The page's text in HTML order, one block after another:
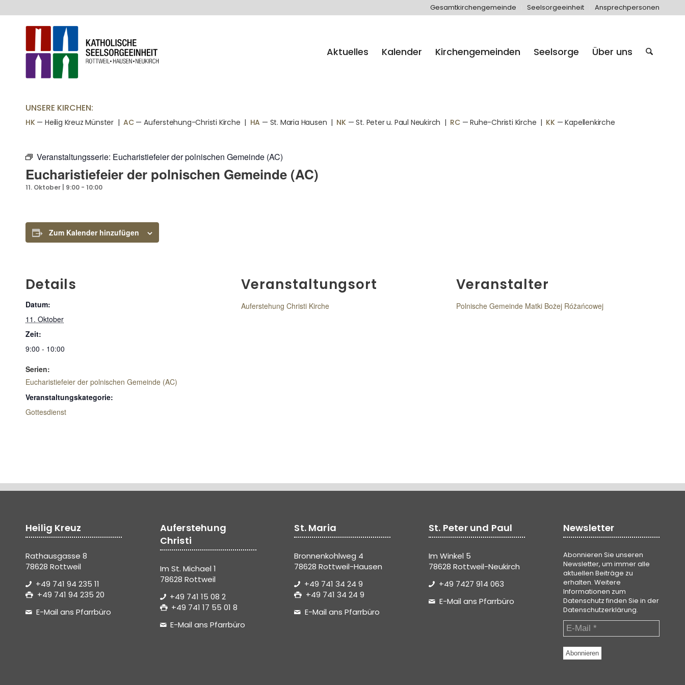
Gesamtkirchengemeinde Seelsorgeeinheit Ansprechpersonen
Aktuelles Kalender Kirchengemeinden Seelsorge Über uns
UNSERE KIRCHEN:
HK— Heilig Kreuz Münster |AC— Auferstehung-Christi Kirche | HA — St. Maria Hausen | NK — St. Peter u. Paul Neukirch | RC— Ruhe-Christi Kirche | KK — Kapellenkirche
Veranstaltungsserie: Eucharistiefeier der polnischen Gemeinde (AC)
Eucharistiefeier der polnischen Gemeinde (AC)
11. Oktober | 9:00 - 10:00
Zum Kalender hinzufügen
Details
Datum:
11. Oktober
Zeit:
9:00 - 10:00
Serien:
Eucharistiefeier der polnischen Gemeinde (AC)
Veranstaltungskategorie:
Gottesdienst
Veranstaltungsort
Auferstehung Christi Kirche
Veranstalter
Polnische Gemeinde Matki Bożej Różańcowej
Heilig Kreuz
Rathausgasse 8
78628 Rottweil
+49 741 94 235 11
+49 741 94 235 20
E-Mail ans Pfarrbüro
Auferstehung
Christi
Im St. Michael 1
78628 Rottweil
+49 741 15 08 2
+49 741 17 55 01 8
E-Mail ans Pfarrbüro
St. Maria
Bronnenkohlweg 4
78628 Rottweil-Hausen
+49 741 34 24 9
+49 741 34 24 9
E-Mail ans Pfarrbüro
St. Peter und Paul
Im Winkel 5
78628 Rottweil-Neukirch
+49 7427 914 063
E-Mail ans Pfarrbüro
Newsletter
Abonnieren Sie unseren
Newsletter, um immer alle
aktuellen Beiträge zu
erhalten. Weitere
Informationen zum
Datenschutz finden Sie in der
Datenschutzerklärung.